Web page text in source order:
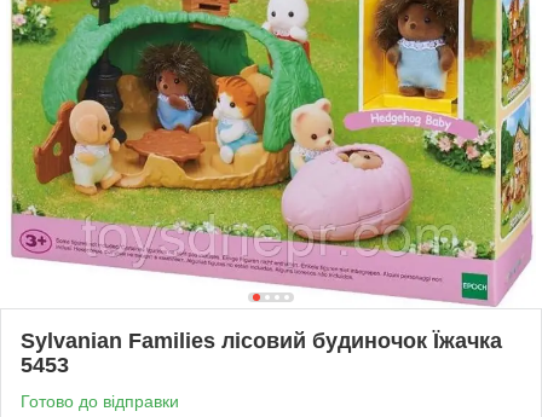
Sylvanian Families лісовий будиночок Їжачка
5453
Готово до відправки